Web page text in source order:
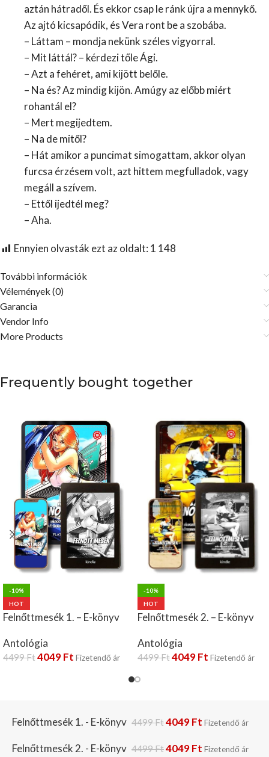
aztán hátradől. És ekkor csap le ránk újra a mennykő.
Az ajtó kicsapódik, és Vera ront be a szobába.
– Láttam – mondja nekünk széles vigyorral.
– Mit láttál? – kérdezi tőle Ági.
– Azt a fehéret, ami kijött belőle.
– Na és? Az mindig kijön. Amúgy az előbb miért
rohantál el?
– Mert megijedtem.
– Na de mitől?
– Hát amikor a puncimat simogattam, akkor olyan
furcsa érzésem volt, azt hittem megfulladok, vagy
megáll a szívem.
– Ettől ijedtél meg?
– Aha.
Ennyien olvasták ezt az oldalt: 1 148
További információk
Vélemények (0)
Garancia
Vendor Info
More Products
Frequently bought together
-10%
HOT
Felnőttmesék 1. – E-könyv
Antológia
4499Ft4049Ft Fizetendő ár
-10%
HOT
Felnőttmesék 2. – E-könyv
Antológia
4499Ft4049Ft Fizetendő ár
Felnőttmesék 1. - E-könyv 4499Ft4049Ft Fizetendő ár
Felnőttmesék 2. - E-könyv 4499Ft4049Ft Fizetendő ár